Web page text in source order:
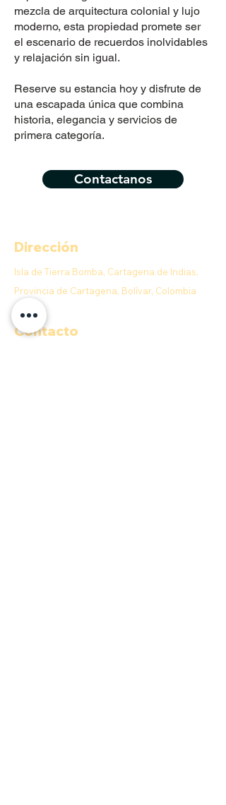
mezcla de arquitectura colonial y lujo
moderno, esta propiedad promete ser
el escenario de recuerdos inolvidables
y relajación sin igual.
Reserve su estancia hoy y disfrute de
una escapada única que combina
historia, elegancia y servicios de
primera categoría.
Contactanos
Dirección
Isla de Tierra Bomba, Cartagena de Indias,
Provincia de Cartagena, Bolívar, Colombia
Contacto